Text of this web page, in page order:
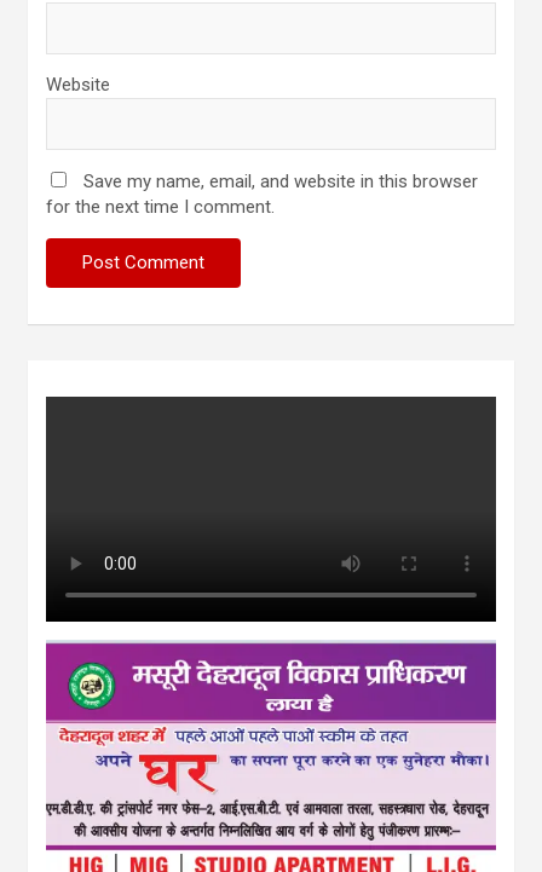
Website
Save my name, email, and website in this browser
for the next time I comment.